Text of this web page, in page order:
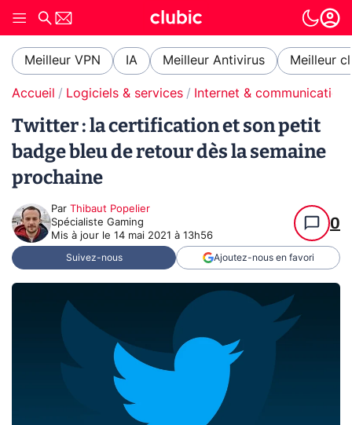
Meilleur VPN IA Meilleur Antivirus Meilleur
Accueil Logiciels & services Internet & communication
Twitter : la certification et son petit
badge bleu de retour dès la semaine
prochaine
Par Thibaut Popelier
Spécialiste Gaming
Mis à jour le 14 mai 2021 à 13h56
0
Suivez-nous Ajoutez-nous en favori